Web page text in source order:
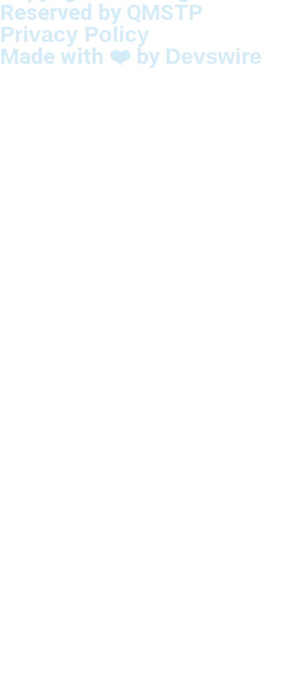
Reserved by QMSTP
Privacy Policy
Made with ❤️ by Devswire